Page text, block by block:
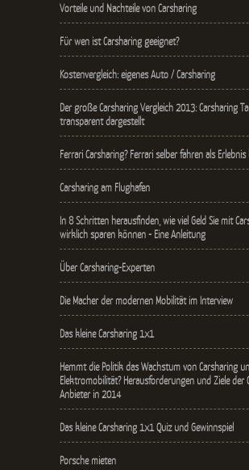
Vorteile und Nachteile von Carsharing
Für wen ist Carsharing geeignet?
Kostenvergleich: eigenes Auto / Carsharing
Der große Carsharing Vergleich 2013: Carsharing
transparent dargestellt
Ferrari Carsharing? Ferrari selber fahren als
Carsharing am Flughafen
In 8 Schritten herausfinden, wie viel Geld Sie mit
wirklich sparen können - Eine Anleitung
Über Carsharing-Experten
Die Macher der modernen Mobilität im Interview
Das kleine Carsharing 1x1
Hemmt die Politik das Wachstum von Carsharing
Elektromobilität? Herausforderungen und Ziele der
Anbieter in 2014
Das kleine Carsharing 1x1 Quiz und Gewinnspiel
Porsche mieten